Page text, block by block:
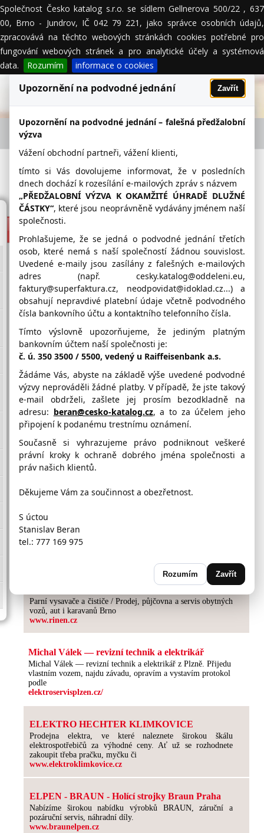
Společnost Česko katalog s.r.o. se sídlem Gellnerova 500/22 , 637
00, Brno - Jundrov, IČ 042 79 221, jako správce osobních údajů,
zpracovává na těchto webových stránkách cookies potřebné pro
fungování webových stránek a pro analytické účely a systémová
data.
Rozumím informace o cookies
MENU
Elektro a počítače
Česko-Katalog.cz
Česká Republika
Praha Středočeský kraj Jihočeský kraj Plzeňský kraj
Karlovarský kraj
Ústecký kraj
Liberecký kraj Královehradecký kraj
Pardubický kraj
Moravskoslezský kraj
JAN HOLEŠOVSKÝ
Provádíme kompletní plynoinstalační a topenářské práce,
www.janholesovsky.cz/
Stanislav Kettner
Nabízím realizace elektromontážních a elektroinstalačních
LEDesign
LED osvětleníNabízíme komplexní služby v oboru LED
www.ledesign.cz
www.vahyjas.cz/
VÁHY PECHA
Naše společnost se zabývá výrobou, montáží a servisem vah,
Parní vysavače a čističe / Prodej, půjčovna a servis obytných
vozů, aut i karavanů Brno
www.rinen.cz
Michal Válek — revizní technik a elektrikář
Michal Válek — revizní technik a elektrikář z Plzně. Přijedu
vlastním vozem, najdu závadu, opravím a vystavím protokol
podle
elektroservisplzen.cz/
ELEKTRO HECHTER KLIMKOVICE
Prodejna elektra, ve které naleznete širokou škálu
elektrospotřebičů za výhodné ceny. Ať už se rozhodnete
zakoupit třeba pračku, myčku či
www.elektroklimkovice.cz
ELPEN - BRAUN - Holící strojky Braun Praha
Nabízíme širokou nabídku výrobků BRAUN, záruční a
pozáruční servis, náhradní díly.
www.braunelpen.cz
Upozornění na podvodné jednání Zavřít
Upozornění na podvodné jednání – falešná předžalobní
výzva
Vážení obchodní partneři, vážení klienti,
tímto si Vás dovolujeme informovat, že v posledních
dnech dochází k rozesílání e-mailových zpráv s názvem
„PŘEDŽALOBNÍ VÝZVA K OKAMŽITÉ ÚHRADĚ DLUŽNÉ
ČÁSTKY“, které jsou neoprávněně vydávány jménem naší
společnosti.
Prohlašujeme, že se jedná o podvodné jednání třetích
osob, které nemá s naší společností žádnou souvislost.
Uvedené e-maily jsou zasílány z falešných e-mailových
adres (např. cesky.katalog@oddeleni.eu,
faktury@superfaktura.cz, neodpovidat@idoklad.cz...) a
obsahují nepravdivé platební údaje včetně podvodného
čísla bankovního účtu a kontaktního telefonního čísla.
Tímto výslovně upozorňujeme, že jediným platným
bankovním účtem naší společnosti je:
č. ú. 350 3500 / 5500, vedený u Raiffeisenbank a.s.
Žádáme Vás, abyste na základě výše uvedené podvodné
výzvy neprováděli žádné platby. V případě, že jste takový
e-mail obdrželi, zašlete jej prosím bezodkladně na
adresu: beran@cesko-katalog.cz, a to za účelem jeho
připojení k podanému trestnímu oznámení.
Současně si vyhrazujeme právo podniknout veškeré
právní kroky k ochraně dobrého jména společnosti a
práv našich klientů.
Děkujeme Vám za součinnost a obezřetnost.
S úctou
Stanislav Beran
tel.: 777 169 975
Rozumím Zavřít